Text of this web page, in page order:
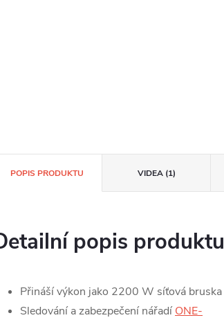
POPIS PRODUKTU VIDEA (1)
popis produktu
Přináší výkon jako 2200 W síťová bruska
Sledování a zabezpečení nářadí ONE-